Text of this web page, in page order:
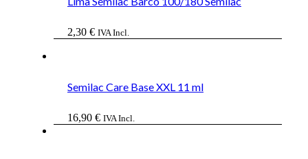
2,30 € IVA Incl.
Semilac Care Base XXL 11 ml
16,90 € IVA Incl.